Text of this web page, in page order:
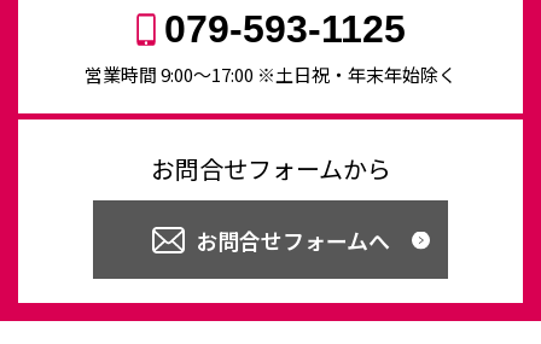
079-593-1125
営業時間 9:00〜17:00 ※土日祝・年末年始除く
お問合せフォームから
お問合せフォームへ